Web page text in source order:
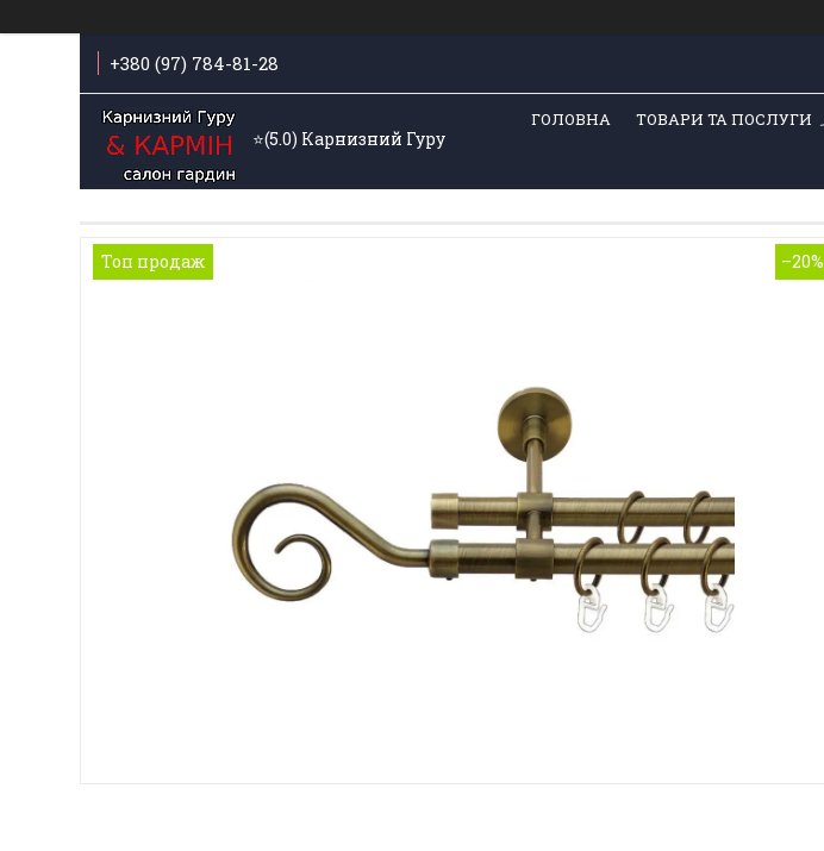
+380 (97) 784-81-28
⭐️(5.0) Карнизний Гуру
ГОЛОВНА ТОВАРИ ТА ПОСЛУГИ
Топ продаж –20%